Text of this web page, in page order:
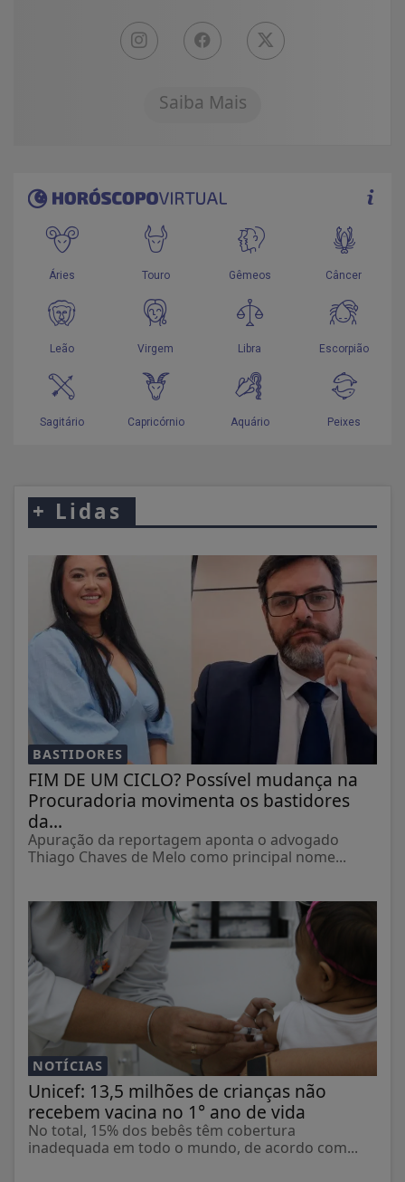
Saiba Mais
+ Lidas
BASTIDORES
FIM DE UM CICLO? Possível mudança na
Procuradoria movimenta os bastidores
da...
Apuração da reportagem aponta o advogado
Thiago Chaves de Melo como principal nome...
NOTÍCIAS
Unicef: 13,5 milhões de crianças não
recebem vacina no 1° ano de vida
No total, 15% dos bebês têm cobertura
inadequada em todo o mundo, de acordo com...